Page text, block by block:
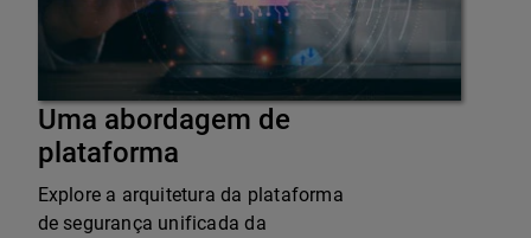
Uma abordagem de
plataforma
Explore a arquitetura da plataforma
de segurança unificada da